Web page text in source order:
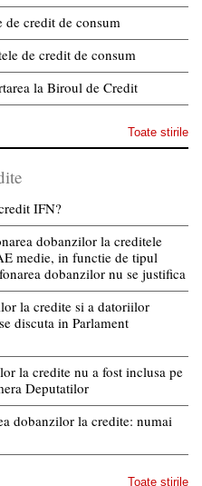
credit de consum
de credit de consum
la Biroul de Credit
Toate stirile
IFN?
dobanzilor la creditele
medie, in functie de tipul
dobanzilor nu se justifica
la credite si a datoriilor
discuta in Parlament
la credite nu a fost inclusa pe
Deputatilor
dobanzilor la credite: numai
Toate stirile